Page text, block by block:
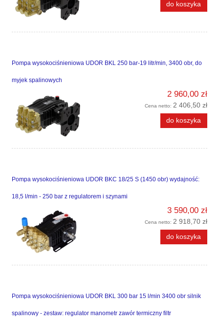
do koszyka
Pompa wysokociśnieniowa UDOR BKL 250 bar-19 litr/min, 3400 obr, do
myjek spalinowych
2 960,00 zł
Cena netto: 2 406,50 zł
do koszyka
Pompa wysokociśnieniowa UDOR BKC 18/25 S (1450 obr) wydajność:
18,5 l/min - 250 bar z regulatorem i szynami
3 590,00 zł
Cena netto: 2 918,70 zł
do koszyka
Pompa wysokociśnieniowa UDOR BKL 300 bar 15 l/min 3400 obr silnik
spalinowy - zestaw: regulator manometr zawór termiczny filtr